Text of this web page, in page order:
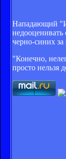
Нападающий
черно-синих за
"Конечно,
просто нельзя